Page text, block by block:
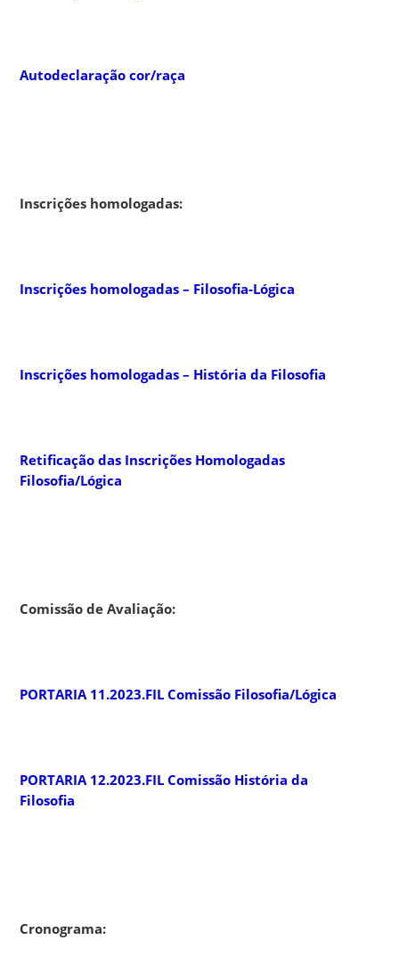
Autodeclaração cor/raça
Inscrições homologadas:
Inscrições homologadas – Filosofia-Lógica
Inscrições homologadas – História da Filosofia
Retificação das Inscrições Homologadas
Filosofia/Lógica
Comissão de Avaliação:
PORTARIA 11.2023.FIL Comissão Filosofia/Lógica
PORTARIA 12.2023.FIL Comissão História da
Filosofia
Cronograma: